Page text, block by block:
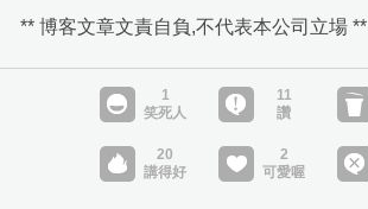
** 博客文章文責自負,不代表本公司立場 **